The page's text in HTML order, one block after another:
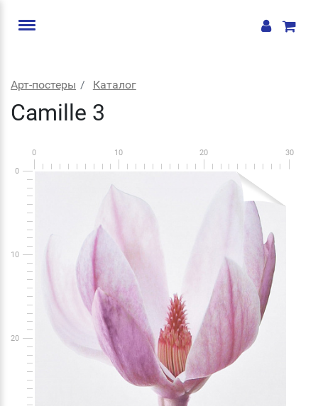
Арт-постеры Каталог
Camille 3
0 10 30
20
0
10
20